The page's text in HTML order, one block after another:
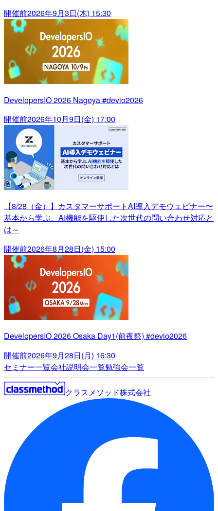
開催前2026年9月3日(木) 15:30
DevelopersIO 2026 Nagoya #devio2026
開催前2026年10月9日(金) 17:00
【8/28（金）】カスタマーサポートAI導入デモウェビナー〜
基本から学ぶ、AI機能を駆使した次世代の問い合わせ対応と
は～
開催前2026年8月28日(金) 15:00
DevelopersIO 2026 Osaka Day1(前夜祭) #devio2026
開催前2026年9月28日(月) 16:30
セミナー一覧会社説明会一覧勉強会一覧
クラスメソッド株式会社